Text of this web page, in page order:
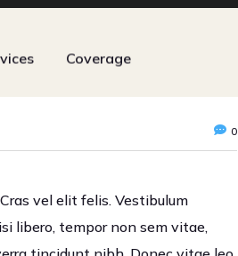
Coverage
0
vel elit felis. Vestibulum
libero, tempor non sem vitae,